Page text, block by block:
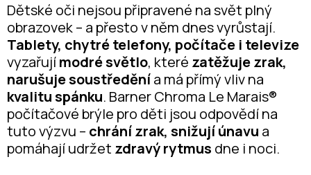
Dětské oči nejsou připravené na svět plný
obrazovek – a přesto v něm dnes vyrůstají.
Tablety, chytré telefony, počítače i televize
vyzařujímodré světlo, které zatěžuje zrak,
narušuje soustředěnía má přímý vliv na
kvalitu spánku. Barner Chroma Le Marais®
počítačové brýle pro děti jsou odpovědí na
tuto výzvu – chrání zrak, snižují únavu a
pomáhají udržet zdravý rytmus dne i noci.